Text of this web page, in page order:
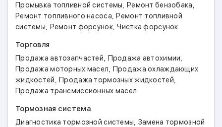
Промывка топливной системы, Ремонт бензобака,
Ремонт топливного насоса,Ремонт топливной
системы, Ремонт форсунок,Чистка форсунок
Торговля
Продажа автозапчастей, Продажа автохимии,
Продажа моторных масел, Продажа охлаждающих
жидкостей,Продажа тормозных жидкостей,
Продажа трансмиссионных масел
Тормозная система
Диагностика тормозной системы, Замена тормозной